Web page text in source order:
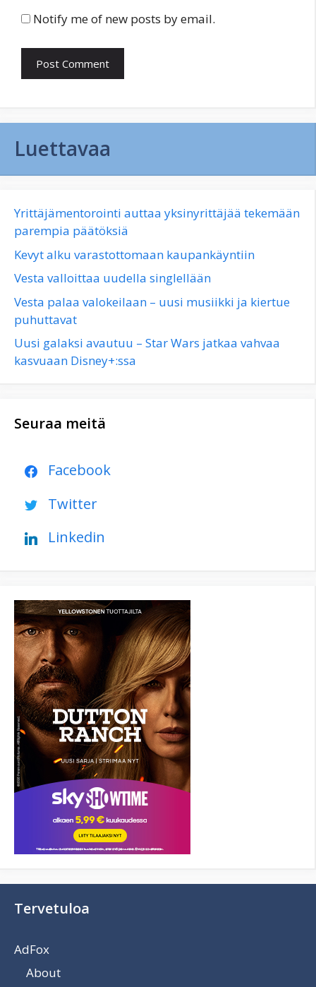
Notify me of new posts by email.
Luettavaa
Yrittäjämentorointi auttaa yksinyrittäjää tekemään
parempia päätöksiä
Kevyt alku varastottomaan kaupankäyntiin
Vesta valloittaa uudella singlellään
Vesta palaa valokeilaan – uusi musiikki ja kiertue
puhuttavat
Uusi galaksi avautuu – Star Wars jatkaa vahvaa
kasvuaan Disney+:ssa
Seuraa meitä
Facebook
Twitter
Linkedin
Tervetuloa
AdFox
About